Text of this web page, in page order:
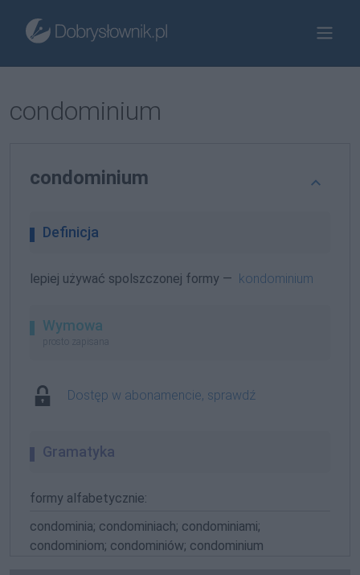
condominium
condominium
Definicja
lepiej używać spolszczonej formy — kondominium
Wymowa
prosto zapisana
Dostęp w abonamencie, sprawdź
Gramatyka
formy alfabetycznie:
condominia; condominiach; condominiami;
condominiom; condominiów; condominium